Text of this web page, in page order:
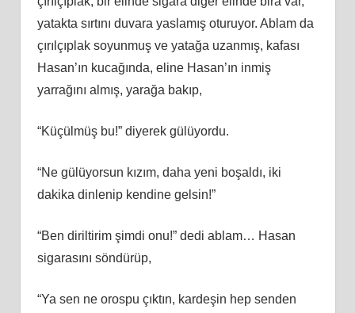
yatakta sırtını duvara yaslamış oturuyor. Ablam da
çırılçıplak soyunmuş ve yatağa uzanmış, kafası
Hasan’ın kucağında, eline Hasan’ın inmiş
yarrağını almış, yarağa bakıp,
“Küçülmüş bu!” diyerek gülüyordu.
“Ne gülüyorsun kızım, daha yeni boşaldı, iki
dakika dinlenip kendine gelsin!”
“Ben diriltirim şimdi onu!” dedi ablam… Hasan
sigarasını söndürüp,
“Ya sen ne orospu çıktın, kardeşin hep senden